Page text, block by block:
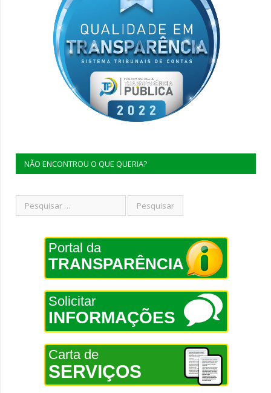
NÃO ENCONTROU O QUE QUERIA?
Portal da
TRANSPARÊNCIA
Solicitar
INFORMAÇÕES
Carta de
SERVIÇOS